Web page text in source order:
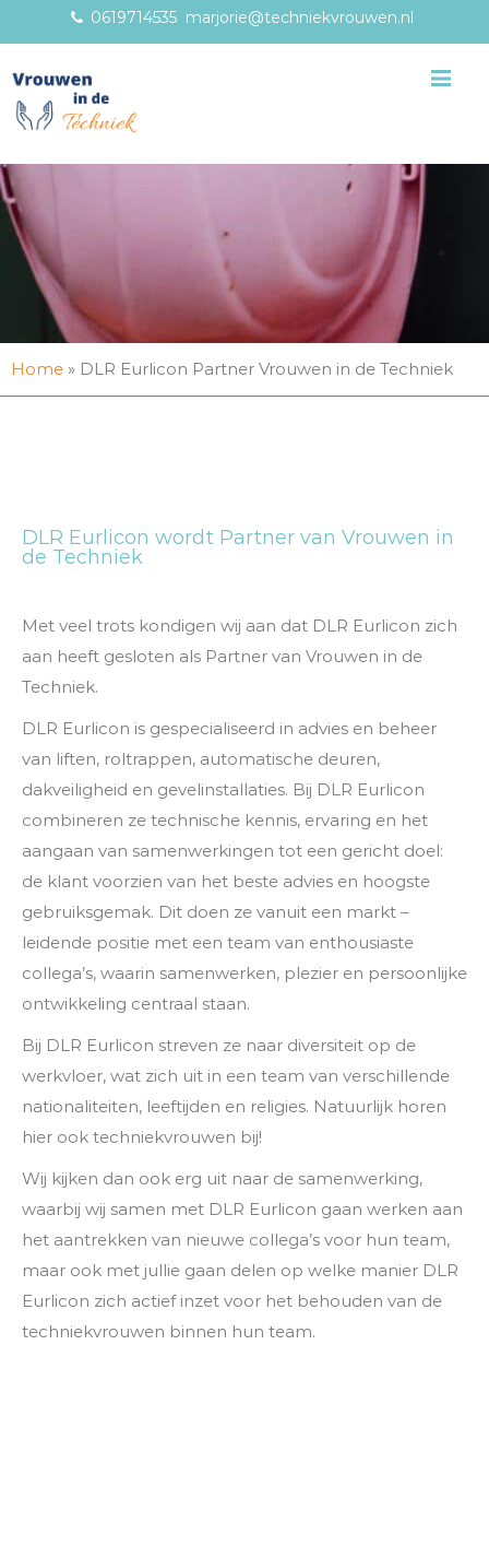
0619714535 marjorie@techniekvrouwen.nl
Home » DLR Eurlicon Partner Vrouwen in de Techniek
DLR Eurlicon wordt Partner van Vrouwen in
de Techniek
Met veel trots kondigen wij aan dat DLR Eurlicon zich
aan heeft gesloten als Partner van Vrouwen in de
Techniek.
DLR Eurlicon is gespecialiseerd in advies en beheer
van liften, roltrappen, automatische deuren,
dakveiligheid en gevelinstallaties. Bij DLR Eurlicon
combineren ze technische kennis, ervaring en het
aangaan van samenwerkingen tot een gericht doel:
de klant voorzien van het beste advies en hoogste
gebruiksgemak. Dit doen ze vanuit een markt –
leidende positie met een team van enthousiaste
collega’s, waarin samenwerken, plezier en persoonlijke
ontwikkeling centraal staan.
Bij DLR Eurlicon streven ze naar diversiteit op de
werkvloer, wat zich uit in een team van verschillende
nationaliteiten, leeftijden en religies. Natuurlijk horen
hier ook techniekvrouwen bij!
Wij kijken dan ook erg uit naar de samenwerking,
waarbij wij samen met DLR Eurlicon gaan werken aan
het aantrekken van nieuwe collega’s voor hun team,
maar ook met jullie gaan delen op welke manier DLR
Eurlicon zich actief inzet voor het behouden van de
techniekvrouwen binnen hun team.